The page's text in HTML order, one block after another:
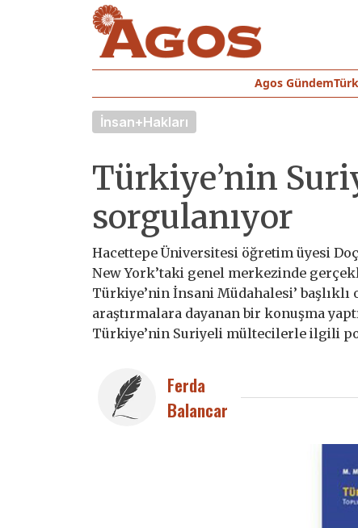
Agos Gündem
İnsan+Hakları
Türkiye’nin
sorgulanıyor
Hacettepe Üniversitesi öğretim üyesi
New York’taki genel merkezinde
Türkiye’nin İnsani Müdahalesi’
araştırmalara dayanan bir konuşma
Türkiye’nin Suriyeli mültecilerle ilgili
Ferda
Balancar